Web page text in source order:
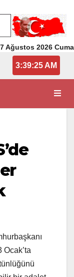
Ağustos 2026 Cuma
3:39:25 AM
Ocak’ta